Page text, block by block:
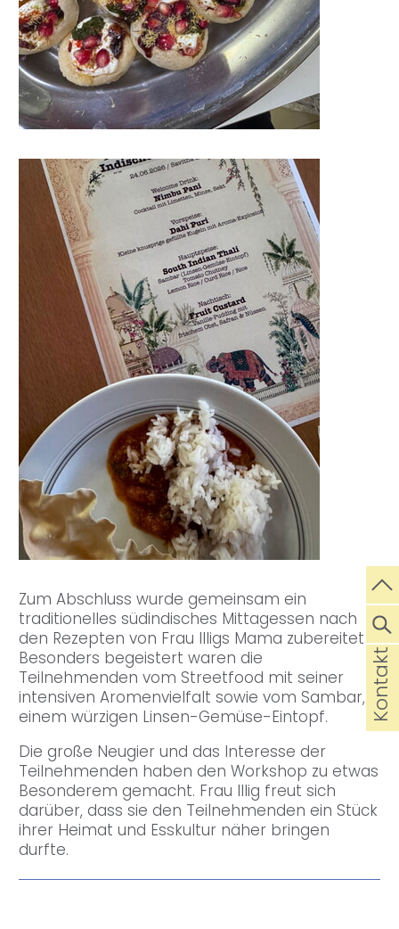
Zum Abschluss wurde gemeinsam ein
traditionelles südindisches Mittagessen nach
den Rezepten von Frau Illigs Mama zubereitet.
Besonders begeistert waren die
Teilnehmenden vom Streetfood mit seiner
intensiven Aromenvielfalt sowie vom Sambar,
einem würzigen Linsen-Gemüse-Eintopf.
Die große Neugier und das Interesse der
Teilnehmenden haben den Workshop zu etwas
Besonderem gemacht. Frau Illig freut sich
darüber, dass sie den Teilnehmenden ein Stück
ihrer Heimat und Esskultur näher bringen
durfte.
Kontakt